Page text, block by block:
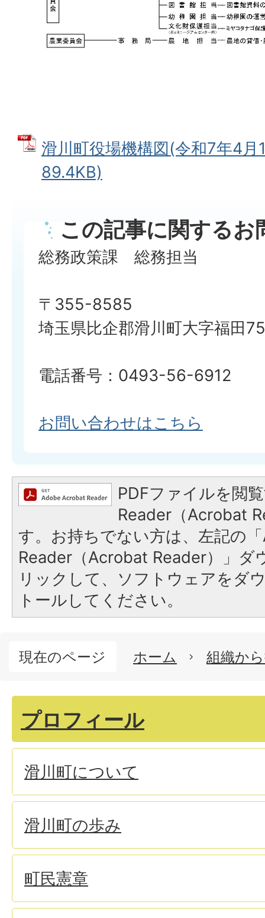
滑川町役場機構図(令和7年4
89.4KB)
この記事に関するお
総務政策課 総務担当
〒355-8585
埼玉県比企郡滑川町大字福田
電話番号：0493-56-6912
お問い合わせはこちら
PDFファイルを閲
Reader（Acrobat
す。お持ちでない方は、左記の
Reader（Acrobat Reader）」ダ
リックして、ソフトウェアをダ
トールしてください。
現在のページ ホーム 組織か
プロフィール
滑川町について
滑川町の歩み
町民憲章